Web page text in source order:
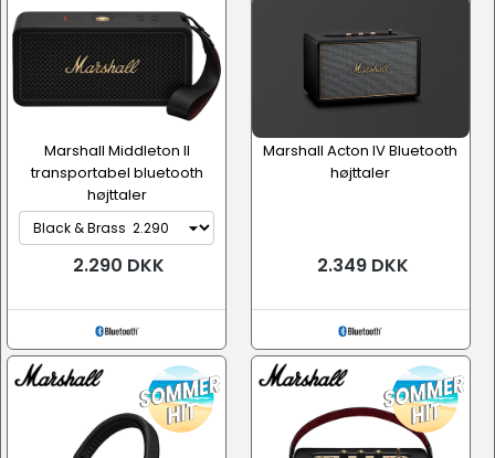
Marshall Middleton II
transportabel bluetooth
højttaler
2.290 DKK
Marshall Acton IV Bluetooth
højttaler
2.349 DKK